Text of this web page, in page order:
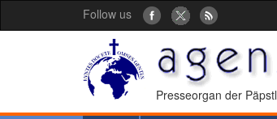
Follow us
Presseorgan der